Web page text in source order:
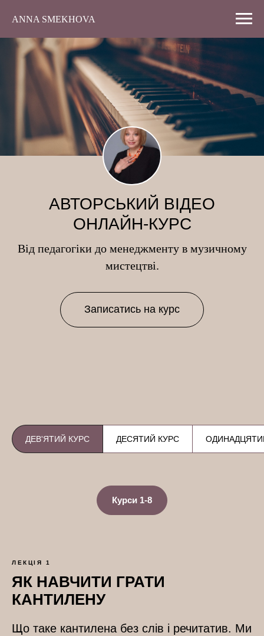
ANNA SMEKHOVA
АВТОРСЬКИЙ ВІДЕО
ОНЛАЙН-КУРС
Від педагогіки до менеджменту в музичному
мистецтві.
Записатись на курс
ДЕВ'ЯТИЙ КУРС ДЕСЯТИЙ КУРС
Курси 1-8
ЛЕКЦІЯ 1
ЯК НАВЧИТИ ГРАТИ
КАНТИЛЕНУ
Що таке кантилена без слів і речитатив. Ми